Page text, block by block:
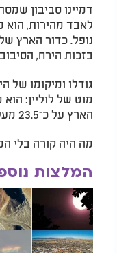
דמיינו סביבון
לאבד מהירות,
נופל. כדור הארץ
בזכות הירח,
גודלו ומיקומו של
מוט של לוליין:
הארץ על כ־23.5 מעלות ומונע תנודות קיצוניות.
מה היה קורה בלי
המלצות